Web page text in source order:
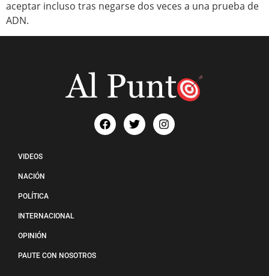
aceptar incluso tras negarse dos veces a una prueba de
ADN.
VIDEOS
NACIÓN
POLÍTICA
INTERNACIONAL
OPINIÓN
PAUTE CON NOSOTROS